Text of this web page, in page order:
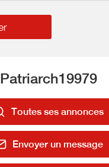
Patriarch19979
Toutes ses annonces
Envoyer un message